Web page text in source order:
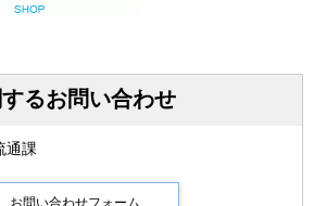
るお問い合わせ
通課